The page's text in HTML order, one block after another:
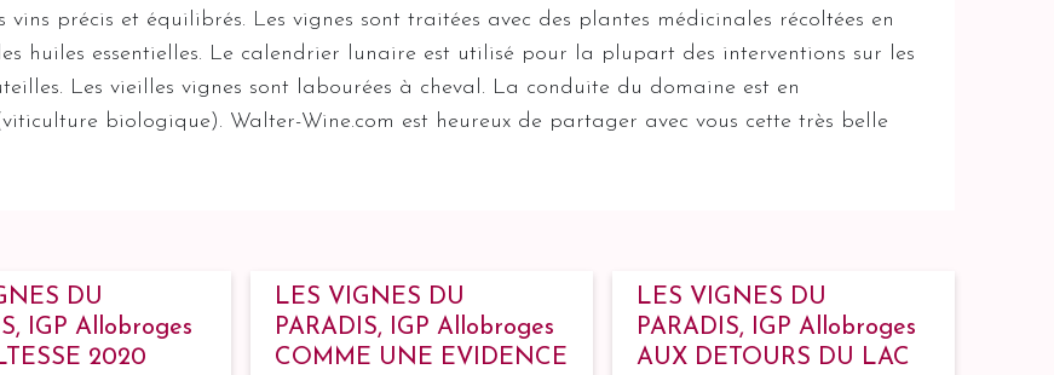
précis et équilibrés. Les vignes sont traitées avec des plantes médicinales récoltées en
huiles essentielles. Le calendrier lunaire est utilisé pour la plupart des interventions sur les
Les vieilles vignes sont labourées à cheval. La conduite du domaine est en
biologique). Walter-Wine.com est heureux de partager avec vous cette très belle
DU
IGP Allobroges
2020
LES VIGNES DU
PARADIS, IGP Allobroges
COMME UNE EVIDENCE
LES VIGNES DU
PARADIS, IGP Allobroges
AUX DETOURS DU LAC